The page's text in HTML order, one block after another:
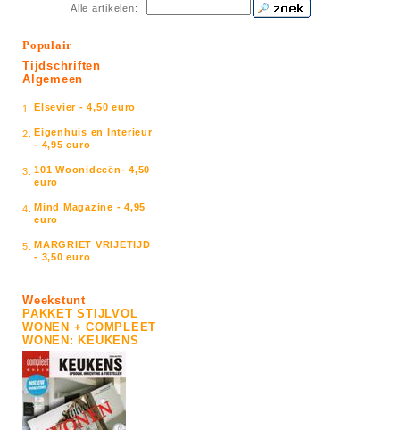
Alle artikelen:
Populair
Tijdschriften
Algemeen
1. Elsevier - 4,50 euro
2. Eigenhuis en Interieur
- 4,95 euro
3. 101 Woonideeën- 4,50
euro
4. Mind Magazine - 4,95
euro
5. MARGRIET VRIJETIJD
- 3,50 euro
Weekstunt
PAKKET STIJLVOL
WONEN + COMPLEET
WONEN: KEUKENS